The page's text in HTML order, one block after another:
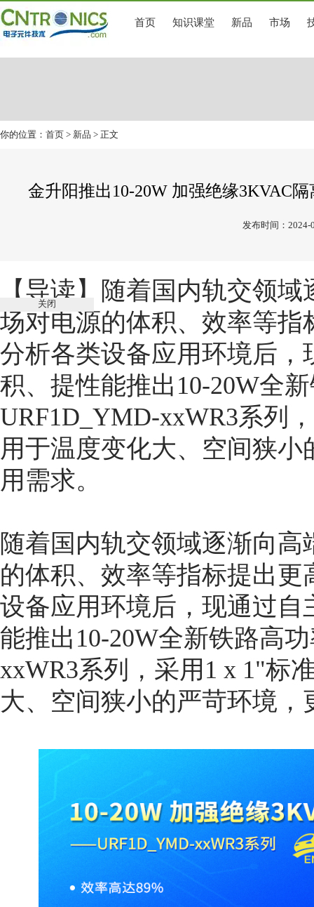
首页 知识课堂 新品 市场
你的位置： 首页 > 新品 > 正文
金升阳推出10-20W 加强绝缘3KVAC
发布时间：2024-
【导读】
随着国内轨交领
场对电源的体积、效率等
分析各类设备应用环境后
积、提性能推出10-20W全
URF1D_YMD-xxWR3系列
用于温度变化大、空间狭
用需求。
随着国内轨交领域逐渐向
的体积、效率等指标提出
设备应用环境后，现通过
能推出10-20W全新铁路高
xxWR3系列，采用1 x 1"标
大、空间狭小的严苛环境
关闭